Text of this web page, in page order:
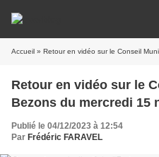
Accueil » Retour en vidéo sur le Conseil
Retour en vidéo sur le
Bezons du mercredi 15
Publié le 04/12/2023 à 12:54
Par Frédéric FARAVEL